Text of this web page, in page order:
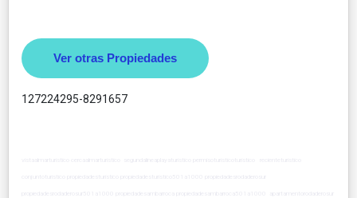
Ver otras Propiedades
127224295-8291657